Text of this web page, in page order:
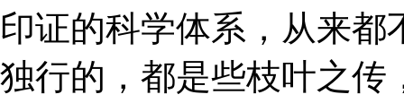
印证的科学体系，从来
独行的，都是些枝叶之传